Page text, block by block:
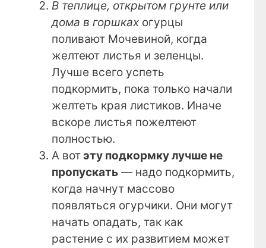
В теплице, открытом грунте или
дома в горшках огурцы
поливают Мочевиной, когда
желтеют листья и зеленцы.
Лучше всего успеть
подкормить, пока только начали
желтеть края листиков. Иначе
вскоре листья пожелтеют
полностью.
А вотэту подкормку лучше не
пропускать — надо подкормить,
когда начнут массово
появляться огурчики. Они могут
начать опадать, так как
растение с их развитием может